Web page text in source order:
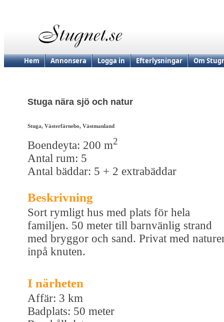
Hem Annonsera Logga in Efterlysningar Om
Stuga nära sjö och natur
Stuga, Västerfärnebo, Västmanland
Boendeyta: 200 m2
Antal rum: 5
Antal bäddar: 5 + 2 extrabäddar
Beskrivning
Sort rymligt hus med plats för hela
familjen. 50 meter till barnvänlig strand
med bryggor och sand. Privat med
inpå knuten.
I närheten
Affär: 3 km
Badplats: 50 meter